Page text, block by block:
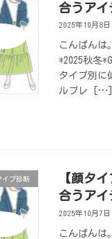
合うア
2025年10月8日
こんばんは
*2025秋冬
タイプ別に
ルブレ […]
イプ診断
【顔タ
合うア
2025年10月7日
こんばんは